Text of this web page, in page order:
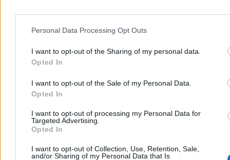
Personal Data Processing Opt Outs
I want to opt-out of the Sharing of my personal data.
Opted In
I want to opt-out of the Sale of my Personal Data.
Opted In
I want to opt-out of processing my Personal Data for
Targeted Advertising.
Opted In
I want to opt-out of Collection, Use, Retention, Sale,
and/or Sharing of my Personal Data that Is
Wojsko